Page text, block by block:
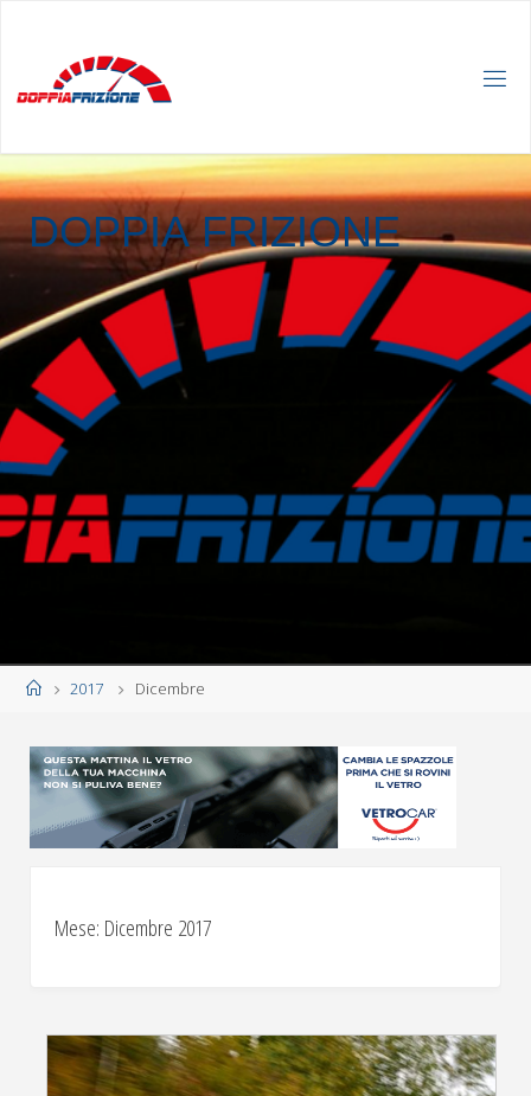
DOPPIA FRIZIONE
Home2017 Dicembre
Mese: Dicembre 2017